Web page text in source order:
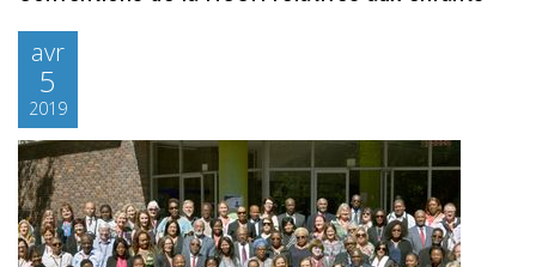
avr
5
2019